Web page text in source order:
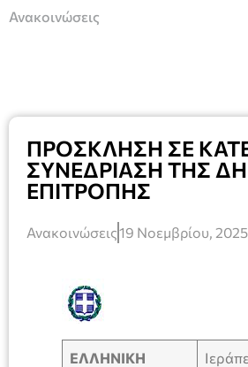
Ανακοινώσεις
ΠΡΟΣΚΛΗΣΗ ΣΕ
ΣΥΝΕΔΡΊΑΣΗ ΤΗΣ
ΕΠΙΤΡΟΠΗΣ
Ανακοινώσεις19 Νοεμβρίου, 2025
ΕΛΛΗΝΙΚΗ